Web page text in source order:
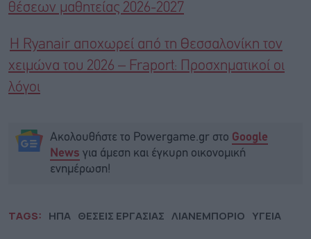
θέσεων μαθητείας 2026-2027
Η Ryanair αποχωρεί από τη Θεσσαλονίκη τον
χειμώνα του 2026 – Fraport: Προσχηματικοί οι
λόγοι
Ακολουθήστε το Powergame.gr στο Google
News για άμεση και έγκυρη οικονομική
ενημέρωση!
TAGS: ΗΠΑ ΘΕΣΕΙΣ ΕΡΓΑΣΙΑΣ ΛΙΑΝΕΜΠΟΡΙΟ ΥΓΕΙΑ